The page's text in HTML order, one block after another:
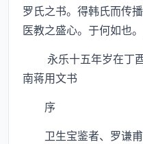
罗氏之书。得韩氏而传
医教之盛心。于何如也
永乐十五年岁在丁酉
南蒋用文书
序
卫生宝鉴者、罗谦甫